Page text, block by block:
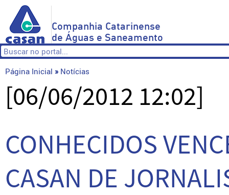
Companhia Catarinense
de Águas e Saneamento
Página Inicial » Notícias
[06/06/2012 12:02]
CONHECIDOS
CASAN DE